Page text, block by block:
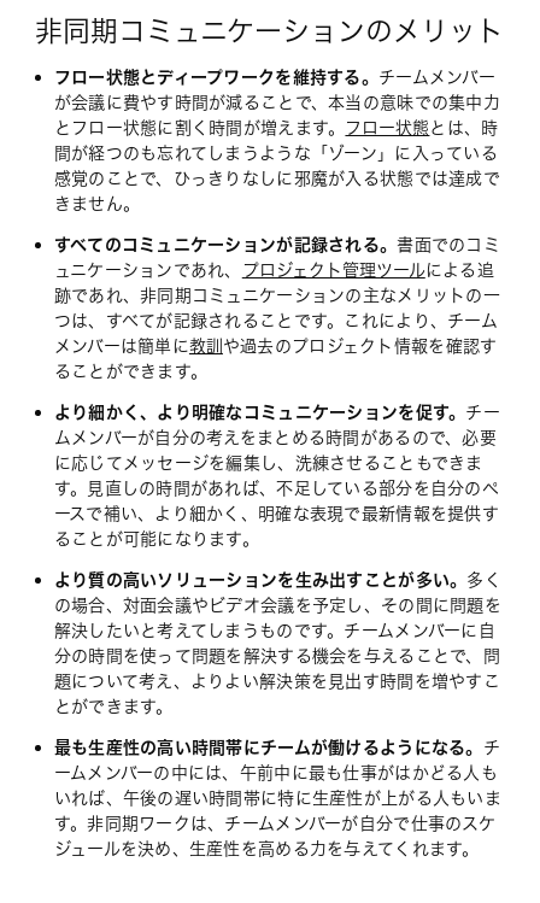
非同期コミュニケーションのメリット
フロー状態とディープワークを維持する。 チームメンバー
が会議に費やす時間が減ることで、本当の意味での集中力
とフロー状態に割く時間が増えます。
フロー状態 とは、時
間が経つのも忘れてしまうような「ゾーン」に入っている
感覚のことで、ひっきりなしに邪魔が入る状態では達成で
きません。
すべてのコミュニケーションが記録される。書面でのコミ
ュニケーションであれ、
プロジェクト管理ツール による追
跡であれ、非同期コミュニケーションの主なメリットの一
つは、すべてが記録されることです。これにより、チーム
メンバーは簡単に教訓 や過去のプロジェクト情報を確認す
ることができます。
より細かく、より明確なコミュニケーションを促す。 チー
ムメンバーが自分の考えをまとめる時間があるので、必要
に応じてメッセージを編集し、洗練させることもできま
す。見直しの時間があれば、不足している部分を自分のペ
ースで補い、より細かく、明確な表現で最新情報を提供す
ることが可能になります。
より質の高いソリューションを生み出すことが多い。 多く
の場合、対面会議やビデオ会議を予定し、その間に問題を
解決したいと考えてしまうものです。チームメンバーに自
分の時間を使って問題を解決する機会を与えることで、問
題について考え、よりよい解決策を見出す時間を増やすこ
とができます。
最も生産性の高い時間帯にチームが働けるようになる。 チ
ームメンバーの中には、午前中に最も仕事がはかどる人も
いれば、午後の遅い時間帯に特に生産性が上がる人もいま
す。非同期ワークは、チームメンバーが自分で仕事のスケ
ジュールを決め、生産性を高める力を与えてくれます。